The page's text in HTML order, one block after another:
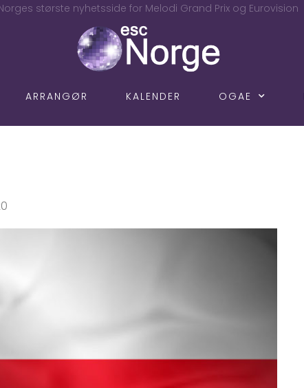
største nyhetsside for Melodi Grand Prix og Eurovision
ARRANGØR KALENDER OGAE